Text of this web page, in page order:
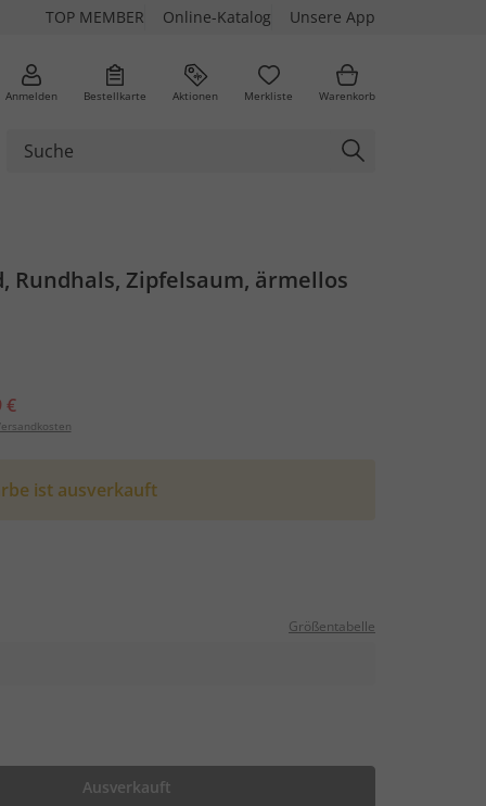
TOP MEMBER Online-Katalog Unsere App
Anmelden Bestellkarte Aktionen Merkliste Warenkorb
Rundhals, Zipfelsaum, ärmellos
€
ist ausverkauft
Größentabelle
Ausverkauft